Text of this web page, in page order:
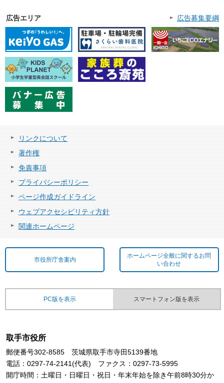
広告エリア 広告募集要綱
リンクについて
著作権
免責事項
プライバシーポリシー
ページ作成ガイドライン
ウェブアクセシビリティ方針
関連ホームページ
市役所庁舎案内
ホームページ全般に関するお問
い合わせ
PC版を表示 スマートフォン版を表示
取手市役所
郵便番号302-8585 茨城県取手市寺田5139番地
電話：0297-74-2141(代表) ファクス：0297-73-5995
開庁時間：土曜日・日曜日・祝日・年末年始を除き午前8時30分か